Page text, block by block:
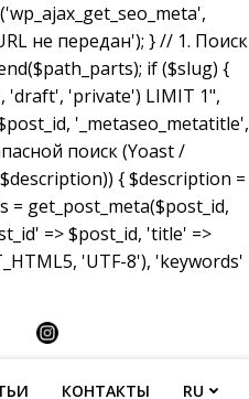
не передан'); } // 1. Поиск
if ($slug) {
'draft', 'private') LIMIT 1",
'_metaseo_metatitle',
поиск (Yoast /
{ $description =
= get_post_meta($post_id,
=> $post_id, 'title' =>
'UTF-8'), 'keywords'
КОНТАКТЫ RU